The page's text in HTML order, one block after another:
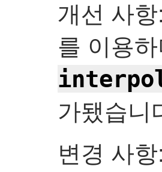
개선 사
를 이용
가됐습니
변경 사